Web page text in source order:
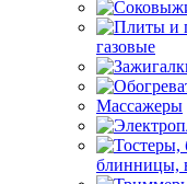
газовые
Массажеры
блинницы,